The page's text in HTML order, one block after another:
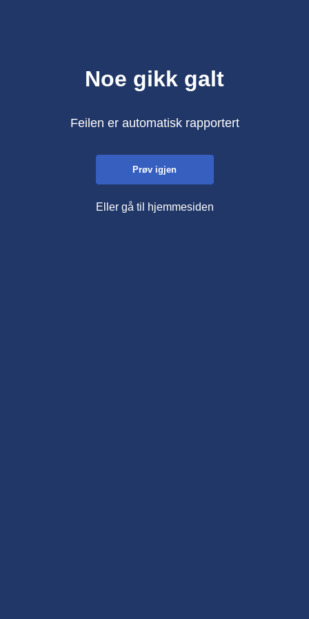
Noe gikk galt
Feilen er automatisk rapportert
Prøv igjen
Eller gå til hjemmesiden